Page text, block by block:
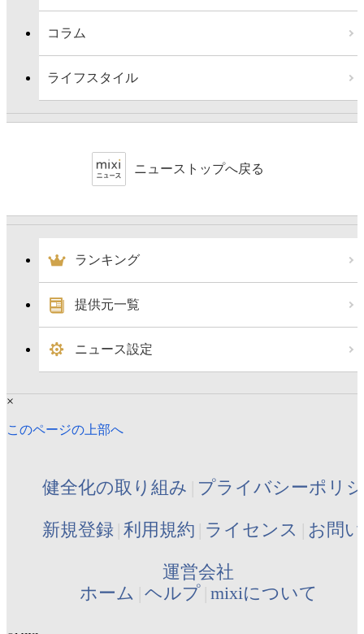
コラム
ライフスタイル
ニューストップへ戻る
ランキング
提供元一覧
ニュース設定
×
このページの上部へ
健全化の取り組み プライバシーポリ
新規登録 利用規約 ライセンス お問
運営会社
ホーム ヘルプ mixiについて